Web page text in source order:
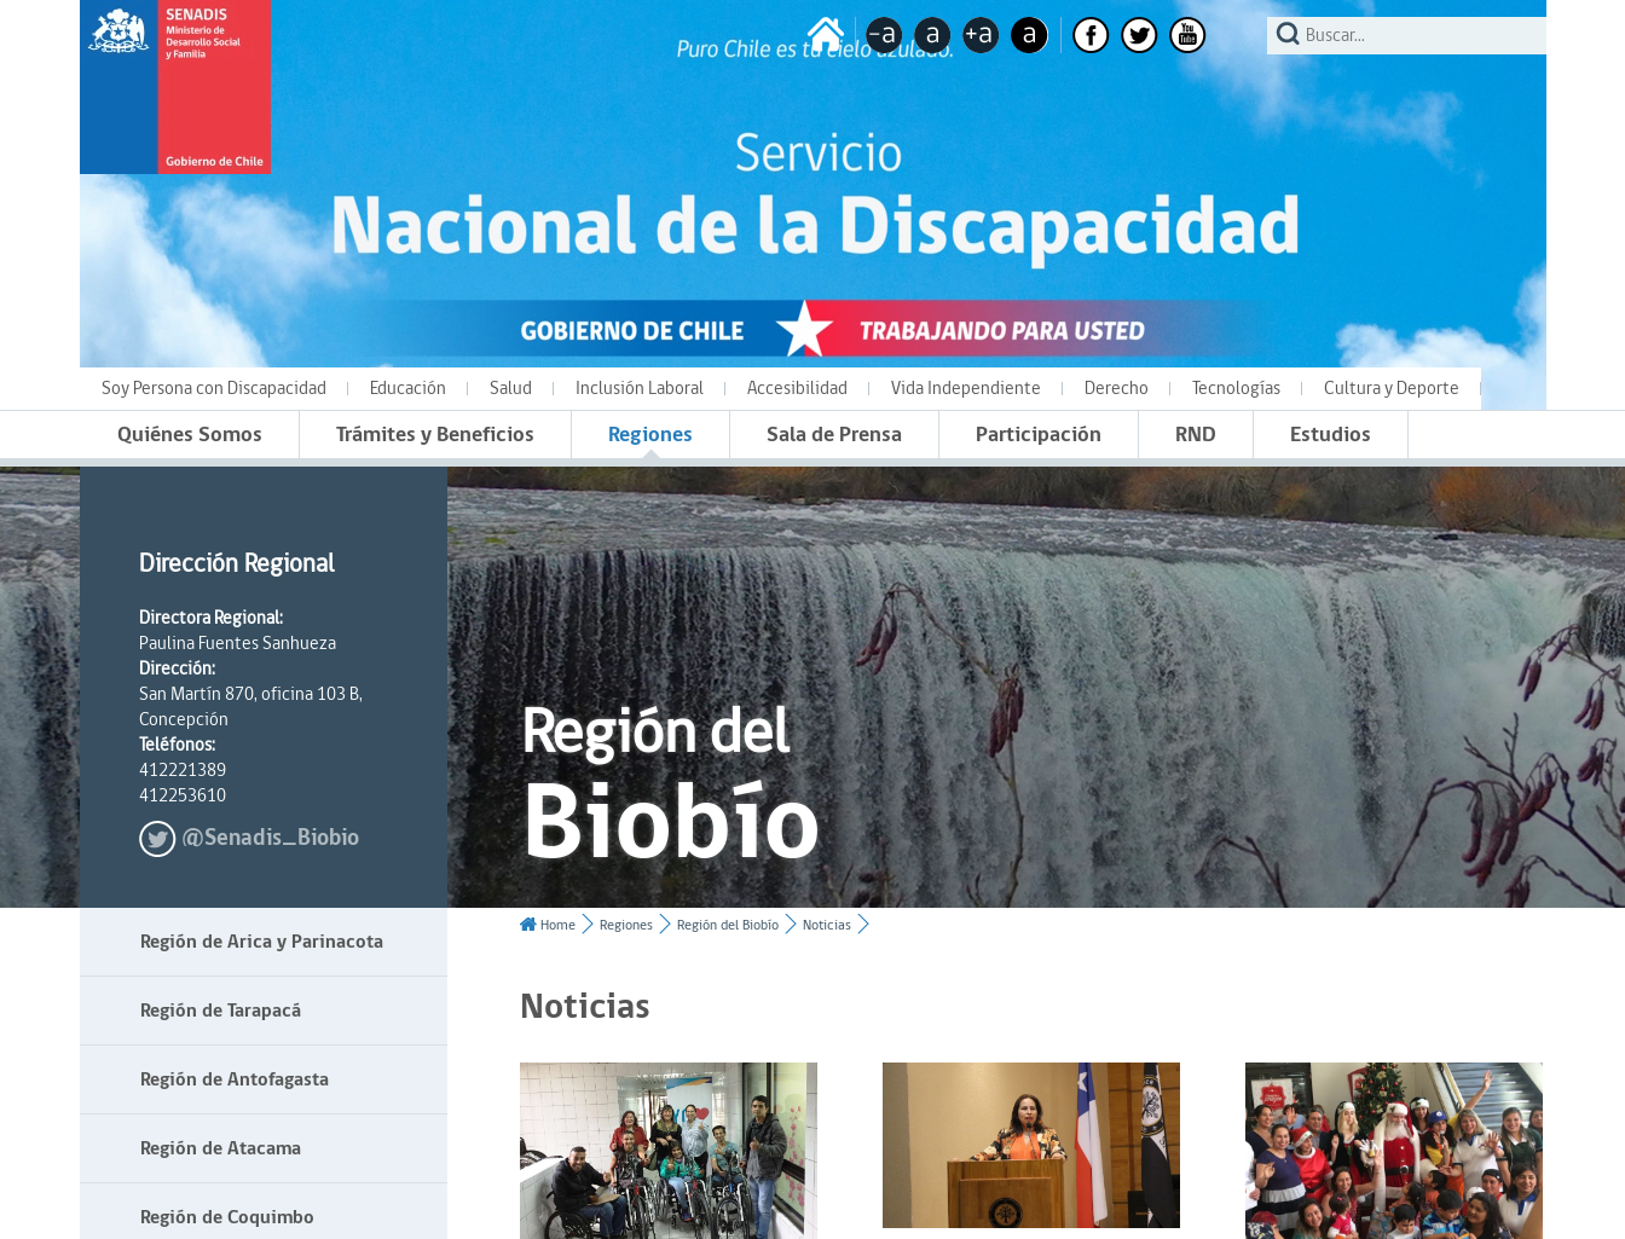
Soy Persona con Discapacidad Educación Salud Inclusión Laboral Accesibilidad Vida Independiente Derecho Tecnologías Cultura y Deporte
Quiénes Somos Trámites y Beneficios Regiones Sala de Prensa Participación RND Estudios
Dirección Regional
Directora Regional:
Paulina Fuentes Sanhueza
Dirección:
San Martín 870, oficina 103 B,
Concepción
Teléfonos:
412221389
412253610
@Senadis_Biobio
Región del
Biobío
Región de Arica y Parinacota
Región de Tarapacá
Región de Antofagasta
Región de Atacama
Región de Coquimbo
Home Regiones Región del Biobío Noticias
Noticias